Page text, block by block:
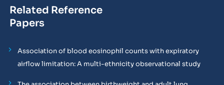
Related Reference
Papers
Association of blood eosinophil counts with expiratory
airflow limitation: A multi-ethnicity observational study